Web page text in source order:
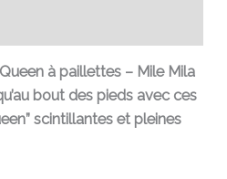
à paillettes – Mile Mila
bout des pieds avec ces
scintillantes et pleines